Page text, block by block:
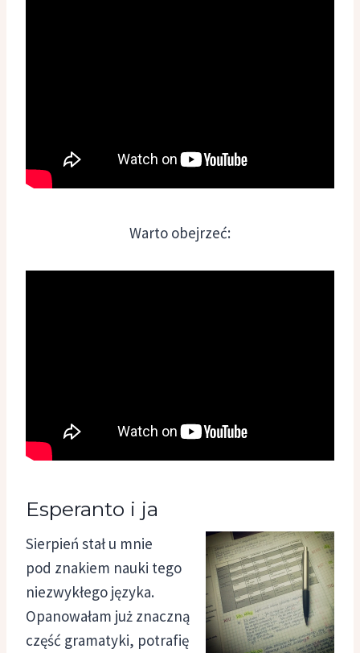
Warto obejrzeć:
Esperanto i ja
Sierpień stał u mnie
pod znakiem nauki tego
niezwykłego języka.
Opanowałam już znaczną
część gramatyki, potrafię